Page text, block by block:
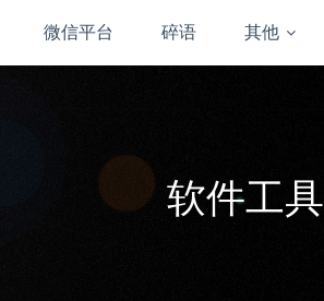
微信平台 碎语 其他
软件工具